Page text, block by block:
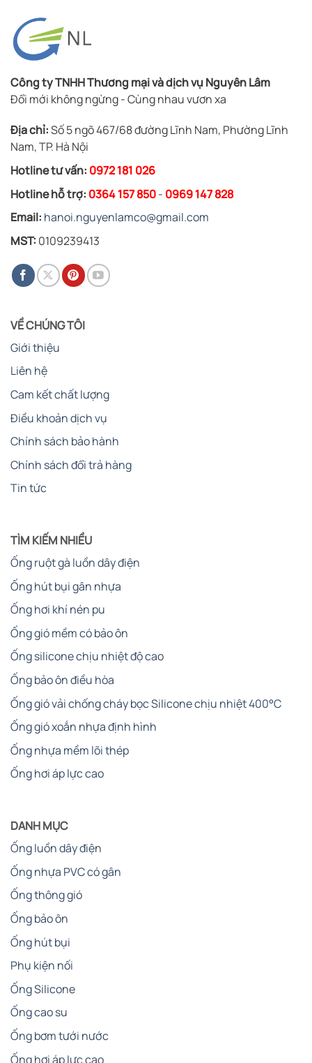
Công ty TNHH Thương mại và dịch vụ Nguyên Lâm
Đổi mới không ngừng - Cùng nhau vươn xa
Địa chỉ:Số 5 ngõ 467/68 đường Lĩnh Nam, Phường Lĩnh
Nam, TP. Hà Nội
Hotline tư vấn: 0972 181 026
Hotline hỗ trợ: 0364 157 850- 0969 147 828
Email: hanoi.nguyenlamco@gmail.com
MST: 0109239413
VỀ CHÚNG TÔI
Giới thiệu
Liên hệ
Cam kết chất lượng
Điều khoản dịch vụ
Chính sách bảo hành
Chính sách đổi trả hàng
Tin tức
TÌM KIẾM NHIỀU
Ống ruột gà luồn dây điện
Ống hút bụi gân nhựa
Ống hơi khí nén pu
Ống gió mềm có bảo ôn
Ống silicone chịu nhiệt độ cao
Ống bảo ôn điều hòa
Ống gió vải chống cháy bọc Silicone chịu nhiệt 400°C
Ống gió xoắn nhựa định hình
Ống nhựa mềm lõi thép
Ống hơi áp lực cao
DANH MỤC
Ống luồn dây điện
Ống nhựa PVC có gân
Ống thông gió
Ống bảo ôn
Ống hút bụi
Phụ kiện nối
Ống Silicone
Ống cao su
Ống bơm tưới nước
Ống hơi áp lực cao